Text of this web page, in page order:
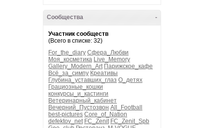
-
Сообщества
Участник сообществ
(Всего в списке: 32)
For_the_diary Сфера_Любви
Моя_косметика Live_Memory
Gallery_Modern_Art Парижское_кафе
Всё_за_симпу Креативы
Глубина_уставших_глаз О_детях
Грациозные_кошки
конкурсы_и_кастинги
Ветеринарный_кабинет
Вечерний_Пустозвон All_Football
best-pictures Core_of_Nation
defektov_net FC_Zenit FC_Zenit_Spb